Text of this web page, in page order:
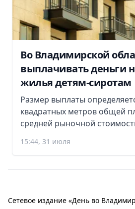
Во Владимирской
выплачивать деньги
жилья детям-сиротам
Размер выплаты
квадратных метров общей
средней рыночной
15:44, 31 июля
Сетевое издание «День во